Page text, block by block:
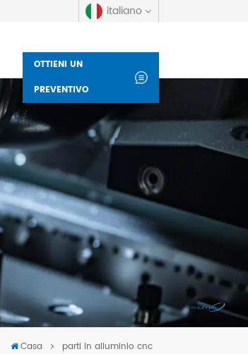
italiano
русский
español
العربية
Deutsch
italiano
français
Indonesia
OTTIENI UN
PREVENTIVO
Casa parti in alluminio cnc